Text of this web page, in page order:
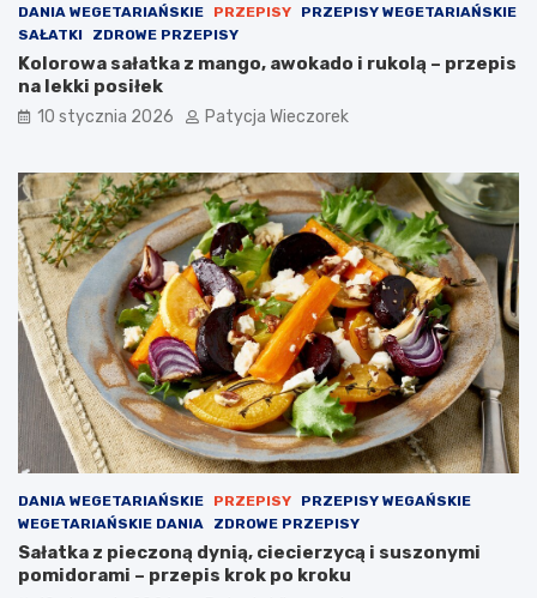
DANIA WEGETARIAŃSKIE PRZEPISY
PRZEPISY WEGETARIAŃSKIE
SAŁATKI
ZDROWE PRZEPISY
Kolorowa sałatka z mango, awokado i rukolą – przepis
na lekki posiłek
10 stycznia 2026 Patycja Wieczorek
DANIA WEGETARIAŃSKIE PRZEPISY
PRZEPISY WEGAŃSKIE
WEGETARIAŃSKIE DANIA
ZDROWE PRZEPISY
Sałatka z pieczoną dynią, ciecierzycą i suszonymi
pomidorami – przepis krok po kroku